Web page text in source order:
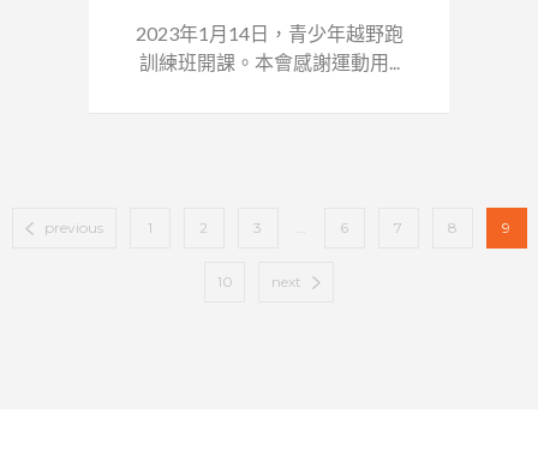
2023年1月14日，青少年越野跑
訓練班開課。本會感謝運動用...
previous 1 2 3 ... 6 7 8 9
10 next